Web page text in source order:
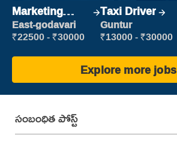
Marketing
Executive
East-godavari
₹22500 - ₹30000
Taxi Driver
Guntur
₹13000 - ₹30000
Explore more jobs
సంబంధిత పోస్ట్